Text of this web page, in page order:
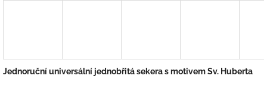
Jednoruční universální jednobřitá sekera s motivem Sv. Huberta